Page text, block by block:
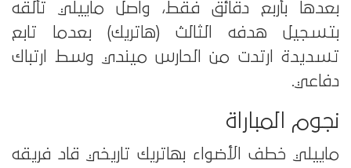
بعدها بأربع دقائق فقط، واصل ماييلي تألقه
بتسجيل هدفه الثالث (هاتريك) بعدما تابع
تسديدة ارتدت من الحارس ميندي وسط ارتباك
دفاعي.
نجوم المباراة
ماييلي خطف الأضواء بهاتريك تاريخي قاد فريقه